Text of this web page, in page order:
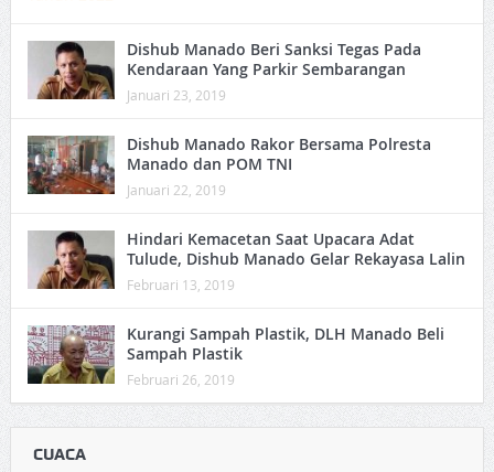
Dishub Manado Beri Sanksi Tegas Pada
Kendaraan Yang Parkir Sembarangan
Januari 23, 2019
Dishub Manado Rakor Bersama Polresta
Manado dan POM TNI
Januari 22, 2019
Hindari Kemacetan Saat Upacara Adat
Tulude, Dishub Manado Gelar Rekayasa Lalin
Februari 13, 2019
Kurangi Sampah Plastik, DLH Manado Beli
Sampah Plastik
Februari 26, 2019
CUACA